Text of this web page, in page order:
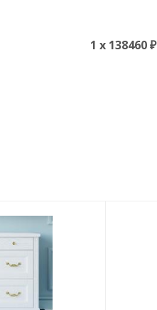
1 x 138460 ₽